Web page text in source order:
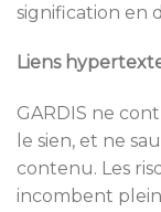
signification en
Liens
GARDIS ne
le sien, et ne
contenu. Les
incombent